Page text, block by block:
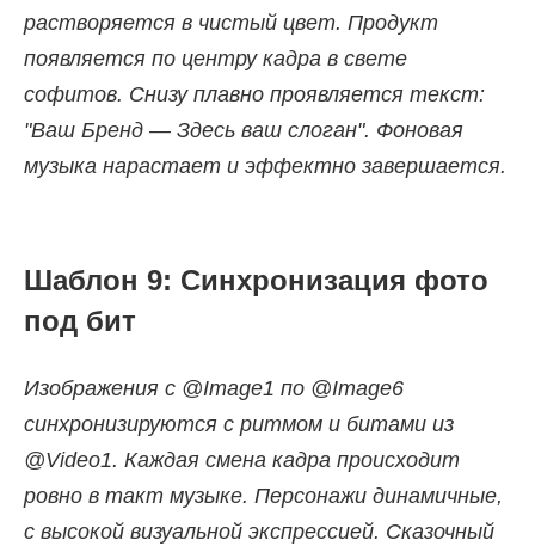
растворяется в чистый цвет. Продукт
появляется по центру кадра в свете
софитов. Снизу плавно проявляется текст:
"Ваш Бренд — Здесь ваш слоган". Фоновая
музыка нарастает и эффектно завершается.
Шаблон 9: Синхронизация фото
под бит
Изображения с @Image1 по @Image6
синхронизируются с ритмом и битами из
@Video1. Каждая смена кадра происходит
ровно в такт музыке. Персонажи динамичные,
с высокой визуальной экспрессией. Сказочный